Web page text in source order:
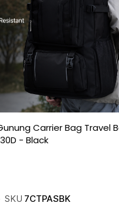
Carrier Bag Travel
- Black
SKU 7CTPASBK